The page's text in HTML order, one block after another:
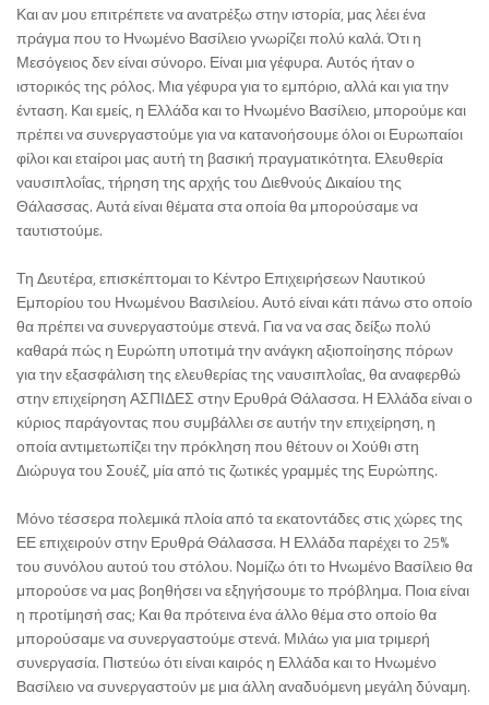
Και αν μου επιτρέπετε να ανατρέξω στην ιστορία, μας λέει ένα
πράγμα που το Ηνωμένο Βασίλειο γνωρίζει πολύ καλά. Ότι η
Μεσόγειος δεν είναι σύνορο. Είναι μια γέφυρα. Αυτός ήταν ο
ιστορικός της ρόλος. Μια γέφυρα για το εμπόριο, αλλά και για την
ένταση. Και εμείς, η Ελλάδα και το Ηνωμένο Βασίλειο, μπορούμε και
πρέπει να συνεργαστούμε για να κατανοήσουμε όλοι οι Ευρωπαίοι
φίλοι και εταίροι μας αυτή τη βασική πραγματικότητα. Ελευθερία
ναυσιπλοΐας, τήρηση της αρχής του Διεθνούς Δικαίου της
Θάλασσας. Αυτά είναι θέματα στα οποία θα μπορούσαμε να
ταυτιστούμε.
Τη Δευτέρα, επισκέπτομαι το Κέντρο Επιχειρήσεων Ναυτικού
Εμπορίου του Ηνωμένου Βασιλείου. Αυτό είναι κάτι πάνω στο οποίο
θα πρέπει να συνεργαστούμε στενά. Για να να σας δείξω πολύ
καθαρά πώς η Ευρώπη υποτιμά την ανάγκη αξιοποίησης πόρων
για την εξασφάλιση της ελευθερίας της ναυσιπλοΐας, θα αναφερθώ
στην επιχείρηση ΑΣΠΙΔΕΣ στην Ερυθρά Θάλασσα. Η Ελλάδα είναι ο
κύριος παράγοντας που συμβάλλει σε αυτήν την επιχείρηση, η
οποία αντιμετωπίζει την πρόκληση που θέτουν οι Χούθι στη
Διώρυγα του Σουέζ, μία από τις ζωτικές γραμμές της Ευρώπης.
Μόνο τέσσερα πολεμικά πλοία από τα εκατοντάδες στις χώρες της
ΕΕ επιχειρούν στην Ερυθρά Θάλασσα. Η Ελλάδα παρέχει το 25%
του συνόλου αυτού του στόλου. Νομίζω ότι το Ηνωμένο Βασίλειο θα
μπορούσε να μας βοηθήσει να εξηγήσουμε το πρόβλημα. Ποια είναι
η προτίμησή σας; Και θα πρότεινα ένα άλλο θέμα στο οποίο θα
μπορούσαμε να συνεργαστούμε στενά. Μιλάω για μια τριμερή
συνεργασία. Πιστεύω ότι είναι καιρός η Ελλάδα και το Ηνωμένο
Βασίλειο να συνεργαστούν με μια άλλη αναδυόμενη μεγάλη δύναμη.